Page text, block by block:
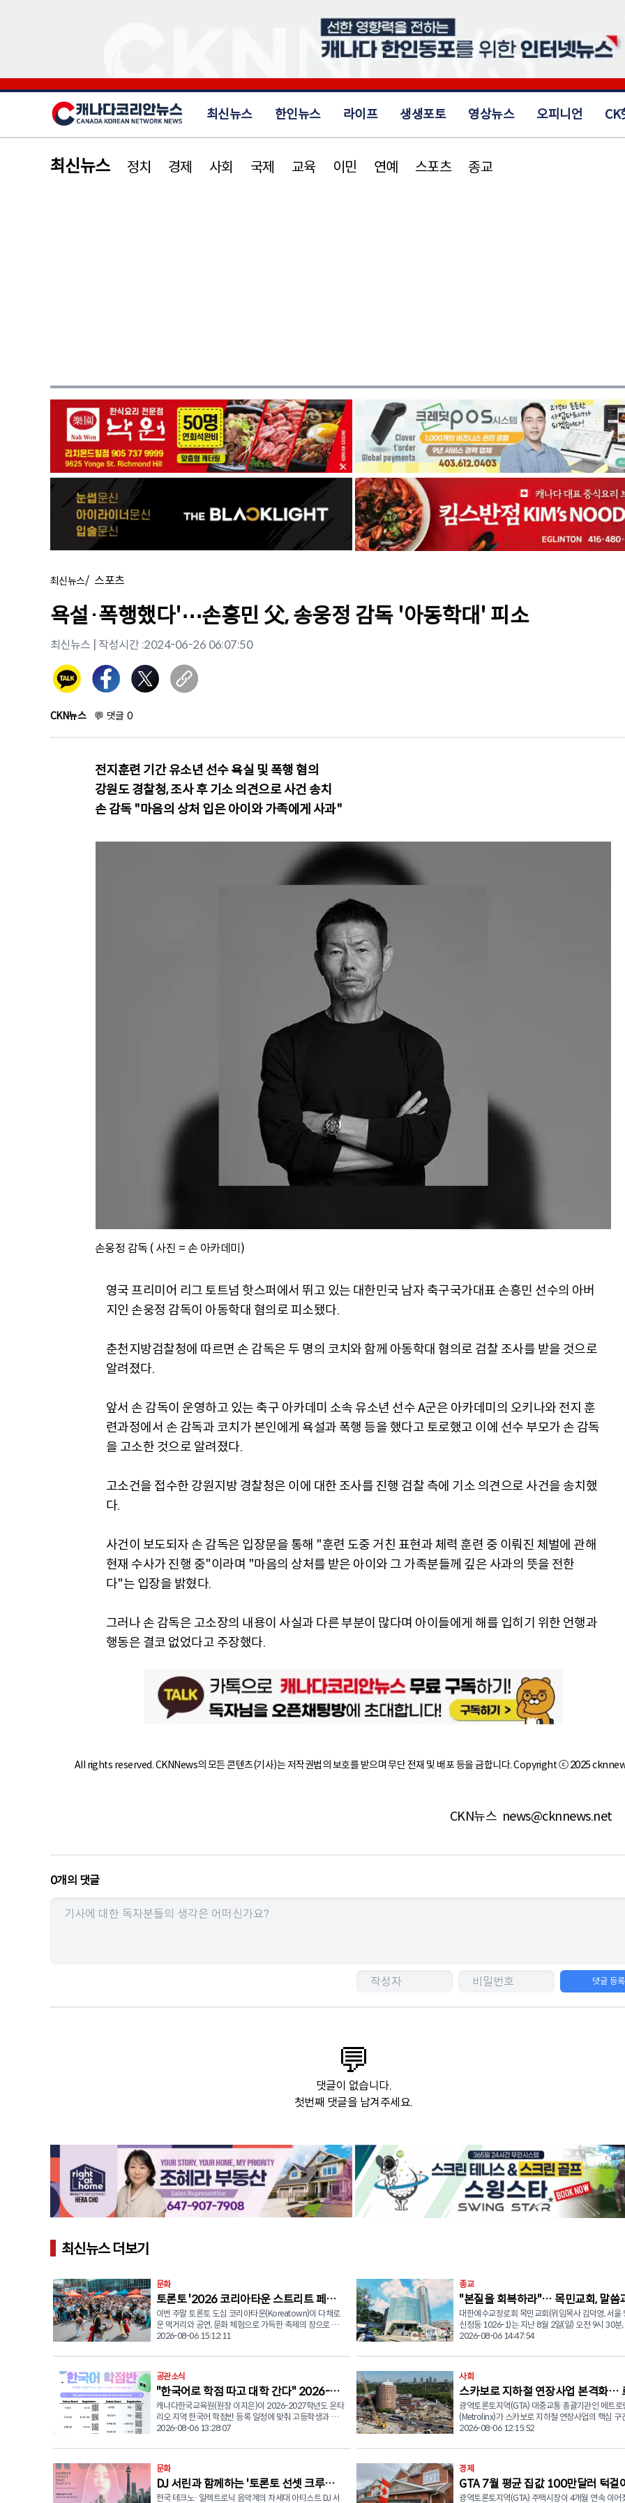
최신뉴스 한인뉴스 라이프 생생포토 영상뉴스 오피니언 CK
최신뉴스 정치 경제 사회 국제 교육 이민 연예 스포츠 종교
최신뉴스/ 스포츠
욕설·폭행했다'⋯손흥민 父, 송웅정 감독 '아동학대' 피소
최신뉴스 | 작성시간 :2024-06-26 06:07:50
CKN뉴스 💬 댓글 0
전지훈련 기간 유소년 선수 욕실 및 폭행 혐의
강원도 경찰청, 조사 후 기소 의견으로 사건 송치
손웅정 감독 ( 사진 = 손 아카데미)
영국 프리미어 리그 토트넘 핫스퍼에서 뛰고 있는 대한민국 남자 축구국가대표 손흥민 선수의 아버
지인 손웅정 감독이 아동학대 혐의로 피소됐다.
춘천지방검찰청에 따르면 손 감독은 두 명의 코치와 함께 아동학대 혐의로 검찰 조사를 받을 것으로
알려졌다.
앞서 손 감독이 운영하고 있는 축구 아카데미 소속 유소년 선수 A군은 아카데미의 오키나와 전지 훈
련과정에서 손 감독과 코치가 본인에게 욕설과 폭행 등을 했다고 토로했고 이에 선수 부모가 손 감독
을 고소한 것으로 알려졌다.
고소건을 접수한 강원지방 경찰청은 이에 대한 조사를 진행 검찰 측에 기소 의견으로 사건을 송치했
다.
사건이 보도되자 손 감독은 입장문을 통해 "훈련 도중 거친 표현과 체력 훈련 중 이뤄진 체벌에 관해
현재 수사가 진행 중"이라며 "마음의 상처를 받은 아이와 그 가족분들께 깊은 사과의 뜻을 전한
다"는 입장을 밝혔다.
그러나 손 감독은 고소장의 내용이 사실과 다른 부분이 많다며 아이들에게 해를 입히기 위한 언행과
행동은 결코 없었다고 주장했다.
All rights reserved. CKNNews의 모든 콘텐츠(기사)는 저작권법의 보호를 받으며 무단 전재 및 배포 등을 금합니다. Copyright ⓒ 2025
CKN뉴스 news@cknnews.net
0개의 댓글
댓글 등록
💬
댓글이 없습니다.
첫번째 댓글을 남겨주세요.
최신뉴스 더보기
문화
토론토 '2026 코리아타운 스트리트 페스
티벌' 개최
이번 주말 토론토 도심 코리아타운(Koreatown)이 다채로
운 먹거리와 공연, 문화 체험으로 가득한 축제의 장으로 변
신한다. 오는 8월 8일(토) 오후 1시부터 8시까지 블루어 스
Ave.) 일대에서 '한인타운 스트리트 페스티벌(Koreatown
Street Festival)'이 개최된다. 이번 행사는 토론토에서 가장
활기찬 지역 중 하나인 한인타운의 풍경과 소리, 맛을 한자
리에서 경험할 수 있는 다채로운 프로그램으로 꾸며질 예정
이다. ■ 한국 전통 국악부터 현대 시티팝까지 다채로운 공
연 방문객들은 다양한 한국 음식을 맛보는 것은 물론, 현장
인터랙티브 활동과 라이브 공연을 통해 한국 문화를 경험할
(KTMAC)가 참여해 소리와 무용, 사물놀이 등 한국의 전통문
(Next Perfect Day)'가 시티팝 음악을 현대적 감각으로 재해
석한 무대를 선보이며 축제 분위기를 한층 돋울 예정이다.
■ 대중교통 이용 권장... 지역 상권 활성화 기대 공연 외에
2026-08-06 15:12:11
종교
"본질을 회복하라"… 목민교회, 말씀
눔으로 드린 주일예배
대한예수교장로회 목민교회(위임목사 김덕영, 서울
신정동 1026-1)는 지난 8월 2일(일) 오전 9시 30분,
당에서 주일 2부 예배를 드리며 신앙의 본질을 되새
이날 예배는 박광남 장로의 대표기도로 시작됐으며,
렘 찬양대가 '사랑합니다 나의 하나님' 을 찬양하며
은혜를 더했다. 이어 김덕영 위임목사는 누가복음 5장
27~39절 말씀을 본문으로 '본질을 추구하는 신앙'
제목의 설교를 전했다. 김 목사는 신앙생활 속에서 형식에
머무르거나 영적 성장이 멈추는 모습을 경계해야 한
나님께서 원하시는 신앙의 본질을 회복해야 한다고
께서 세리 레위를 먼저 찾아가 부르셨던 것처럼 주
님의 은혜를 기억해야 한다고 말했다. 둘째, 레위가 예수님
의 부르심에 즉시 순종해 삶을 변화시켰던 것처럼
자신의 삶을 예수 그리스도를 위해 결단하는 믿음
2026-08-06 14:47:54
공관소식
"한국어로 학점 따고 대학 간다" 2026-
2027 한국어 학점반 모집
캐나다한국교육원(원장 이지은)이 2026-2027학년도 온타
리오 지역 한국어 학점반 등록 일정에 맞춰 고등학생과 학
부모들의 적극적인 관심과 참여를 당부했다. 한국어는 온타
생들은 한국어와 한국문화를 배우며 고등학교 졸업에 필요
한 학점을 취득할 수 있다. 특히 12학년 한국어 과정
(LKKDU)은 대학 지원 시 활용할 수 있는 대학 입학 자격
(University Level, U) 과목으로 인정되어, 한국어에 익숙한
동포 학생들에게 입시 전략상 유리한 선택과목이 될 수 있
2026-08-06 13:28:07
사회
스카보로 지하철 연장사업 본격화…
스·맥콴역 공사 착공
광역토론토지역(GTA) 대중교통 총괄기관인 메트로
(Metrolinx)가 스카보로 지하철 연장사업의 핵심 구
렌스 앤 맥콴역(Lawrence and McCowan station)
을 발표한 데 이어, 메트로링스는 공사가 본격화됨
현장 최신 진행 상황과 조감도를 공개했다. 스카보로 지하
철 연장사업은 폐선된 스카보로 RT(Scarborough
대체하는 사업으로, 토론토 지하철 2호선을 기존 케
에서 북쪽으로 7.8킬로미터 연장하는 프로젝트다.
2026-08-06 12:15:52
문화
DJ 서린과 함께하는 '토론토 선셋 크루즈
한국 테크노·일렉트로닉 음악계의 차세대 아티스트 DJ 서
경제
GTA 7월 평균 집값 100만달러 턱
광역토론토지역(GTA) 주택시장이 4개월 연속 이어